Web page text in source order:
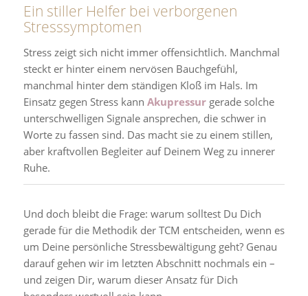
Ein stiller Helfer bei verborgenen
Stresssymptomen
Stress zeigt sich nicht immer offensichtlich. Manchmal
steckt er hinter einem nervösen Bauchgefühl,
manchmal hinter dem ständigen Kloß im Hals. Im
Einsatz gegen Stress kann Akupressurgerade solche
unterschwelligen Signale ansprechen, die schwer in
Worte zu fassen sind. Das macht sie zu einem stillen,
aber kraftvollen Begleiter auf Deinem Weg zu innerer
Ruhe.
Und doch bleibt die Frage: warum solltest Du Dich
gerade für die Methodik der TCM entscheiden, wenn es
um Deine persönliche Stressbewältigung geht? Genau
darauf gehen wir im letzten Abschnitt nochmals ein –
und zeigen Dir, warum dieser Ansatz für Dich